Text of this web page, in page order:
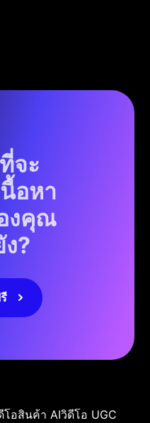
จะ
อหา
งคุณ
?
โอสินค้า AIวิดีโอ UGC